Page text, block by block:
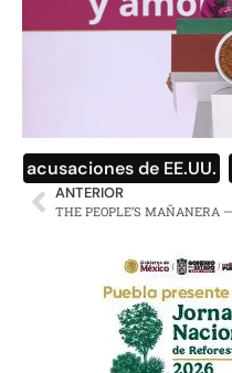
acusaciones de EE.UU.
ANTERIOR